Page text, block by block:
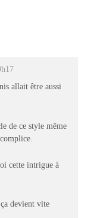
allait être aussi
de ce style même
cette intrigue à
devient vite